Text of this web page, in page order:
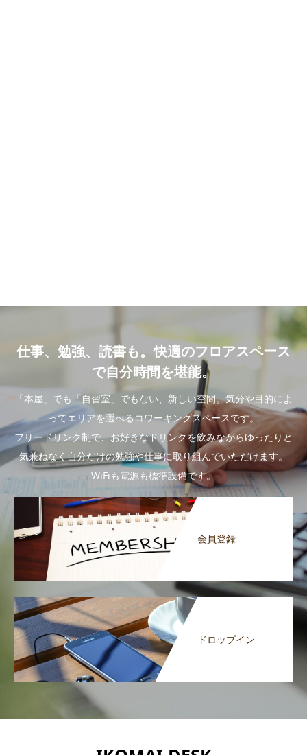
仕事、勉強、読書も。快適のフロアスペース
で自分時間を堪能。
「本屋」でも「自習室」でもない、新しい空間。気分や目的によ
ってエリアを選べるコワーキングスペースです。
フリードリンク制で、お好きなドリンクを飲みながらゆったりと
気兼ねなく自分だけの勉強や仕事に取り組んでいただけます。
WiFiも電源も標準設備です。
会員登録
ドロップイン